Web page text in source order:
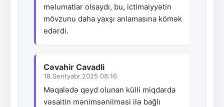
məlumatlar olsaydı, bu, ictimaiyyətin
mövzunu daha yaxşı anlamasına kömək
edərdi.
Cəvahir Cavadli
18.Sentyabr.2025 08:16
Məqalədə qeyd olunan külli miqdarda
vəsaitin mənimsənilməsi ilə bağlı